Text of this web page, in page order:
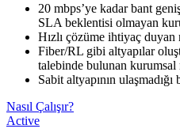
​20 mbps’ye kadar bant
SLA beklentisi olmayan
Hızlı çözüme ihtiyaç duyan
Fiber/RL gibi altyapılar
talebinde bulunan kurumsal
Sabit altyapının
Nasıl Çalışır?
Active